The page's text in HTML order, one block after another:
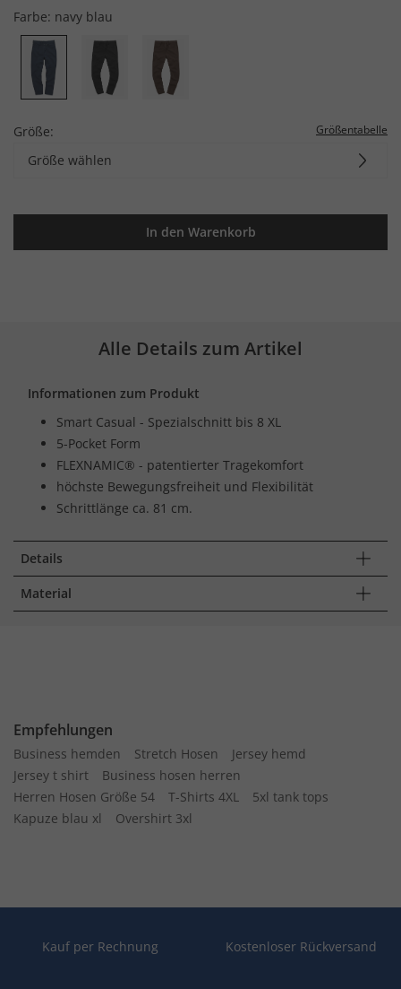
Farbe: navy blau
Größe: Größentabelle
Größe wählen
In den Warenkorb
Alle Details zum Artikel
Informationen zum Produkt
Smart Casual - Spezialschnitt bis 8 XL
5-Pocket Form
FLEXNAMIC® - patentierter Tragekomfort
höchste Bewegungsfreiheit und Flexibilität
Schrittlänge ca. 81 cm.
Details
Material
Empfehlungen
Business hemden Stretch Hosen
Jersey hemd
Jersey t shirt
Business hosen herren
Herren Hosen Größe 54
T-Shirts 4XL
5xl tank tops
Kapuze blau xl
Overshirt 3xl
Kauf per Rechnung Kostenloser Rückversand